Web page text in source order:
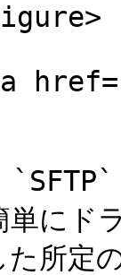
単に
た所定